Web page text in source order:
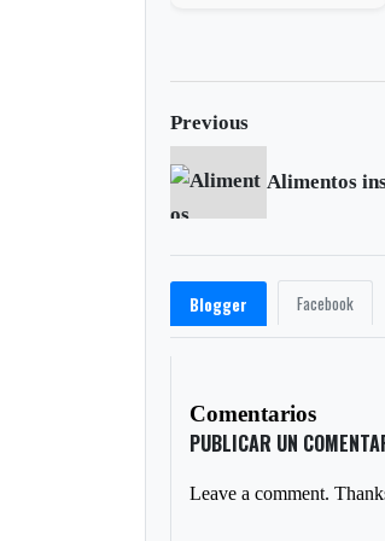
Previous
Blogger Facebook
Comentarios
PUBLICAR UN
Leave a comment.